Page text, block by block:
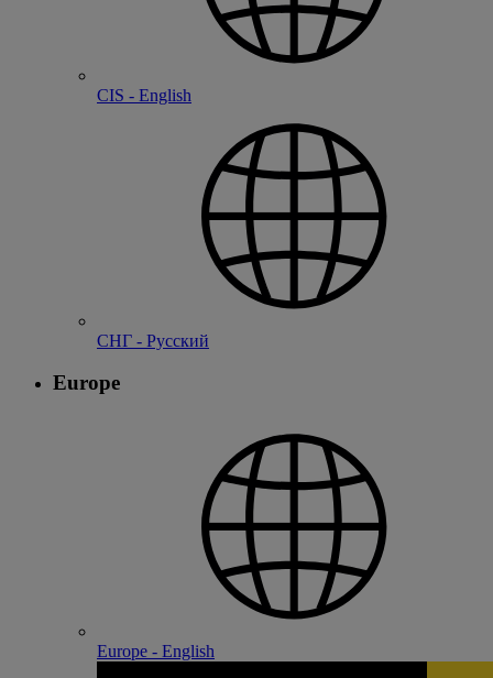
CIS - English
СНГ - Русский
Europe
Europe - English